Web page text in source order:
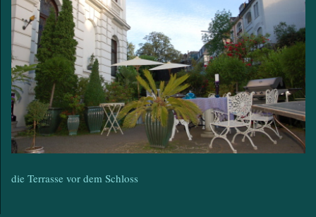
die Terrasse vor dem Schloss